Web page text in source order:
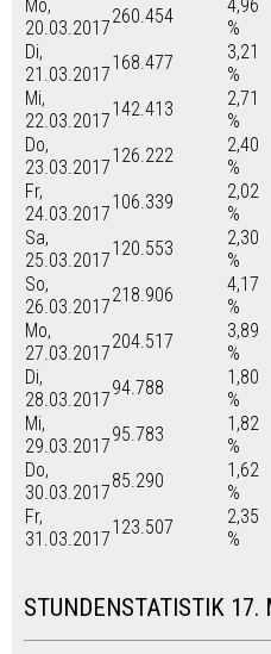
Mo,
20.03.2017
260.454
4,96
%
Di,
21.03.2017
168.477
3,21
%
Mi,
22.03.2017
142.413
2,71
%
Do,
23.03.2017
126.222
2,40
%
Fr,
24.03.2017
106.339
2,02
%
Sa,
25.03.2017
120.553
2,30
%
So,
26.03.2017
218.906
4,17
%
Mo,
27.03.2017
204.517
3,89
%
Di,
28.03.2017
94.788
1,80
%
Mi,
29.03.2017
95.783
1,82
%
Do,
30.03.2017
85.290
1,62
%
Fr,
31.03.2017
123.507
2,35
%
STUNDENSTATISTIK 17.